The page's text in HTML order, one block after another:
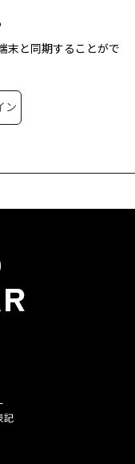
末と同期することがで
ン
記